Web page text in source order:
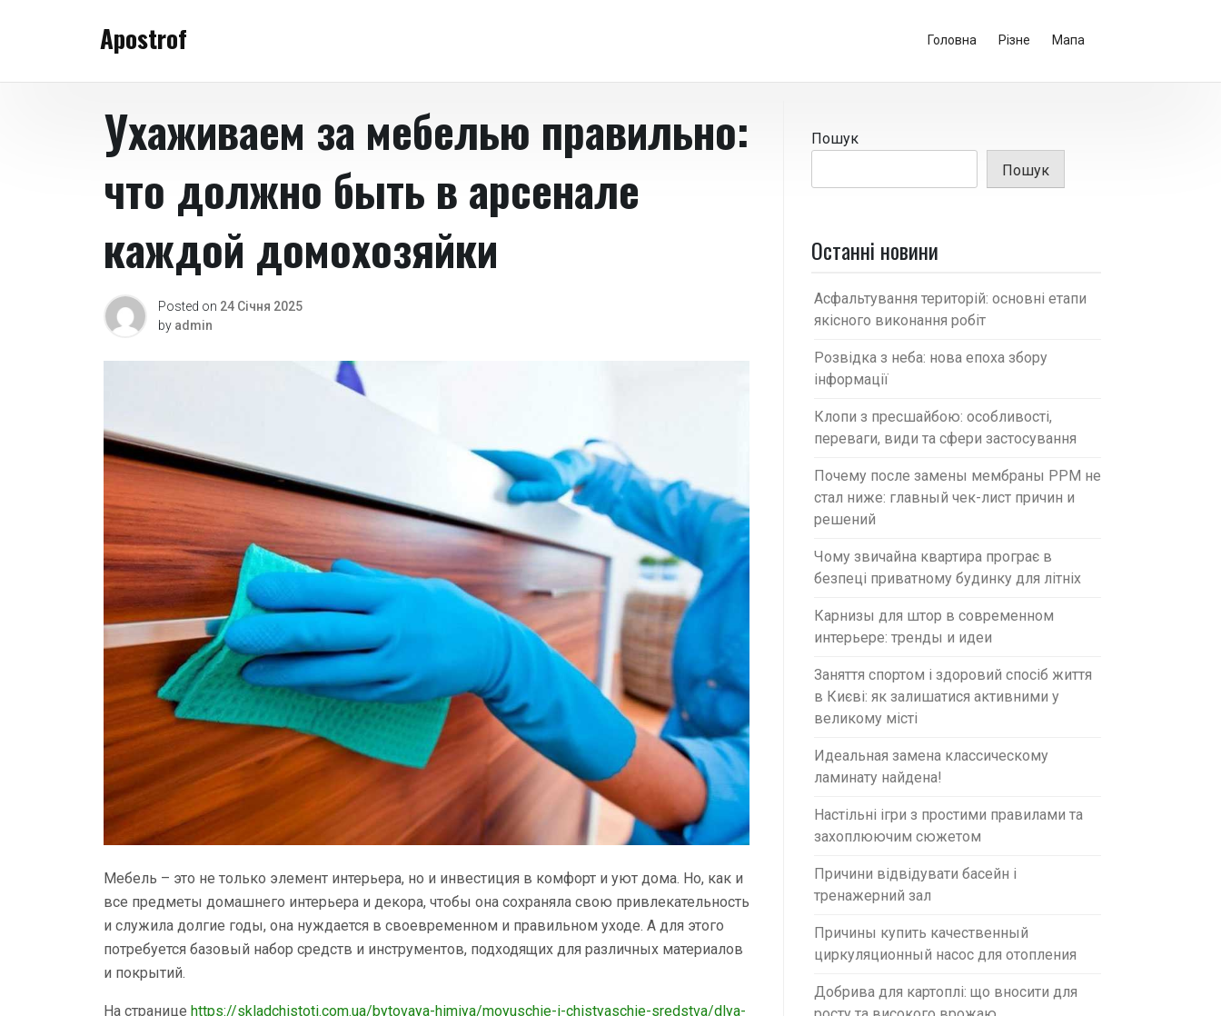
Apostrof Головна Різне Мапа
Ухаживаем за мебелью правильно:
что должно быть в арсенале
каждой домохозяйки
Posted on 24 Січня 2025
by admin
Мебель – это не только элемент интерьера, но и инвестиция в комфорт и уют дома. Но, как и
все предметы домашнего интерьера и декора, чтобы она сохраняла свою привлекательность
и служила долгие годы, она нуждается в своевременном и правильном уходе. А для этого
потребуется базовый набор средств и инструментов, подходящих для различных материалов
и покрытий.
На странице https://skladchistoti.com.ua/bytovaya-himiya/moyuschie-i-chistyaschie-sredstva/dlya-
Пошук
Пошук
Останні новини
Асфальтування територій: основні етапи
якісного виконання робіт
Розвідка з неба: нова епоха збору
інформації
Клопи з пресшайбою: особливості,
переваги, види та сфери застосування
Почему после замены мембраны PPM не
стал ниже: главный чек-лист причин и
решений
Чому звичайна квартира програє в
безпеці приватному будинку для літніх
Карнизы для штор в современном
интерьере: тренды и идеи
Заняття спортом і здоровий спосіб життя
в Києві: як залишатися активними у
великому місті
Идеальная замена классическому
ламинату найдена!
Настільні ігри з простими правилами та
захоплюючим сюжетом
Причини відвідувати басейн і
тренажерний зал
Причины купить качественный
циркуляционный насос для отопления
Добрива для картоплі: що вносити для